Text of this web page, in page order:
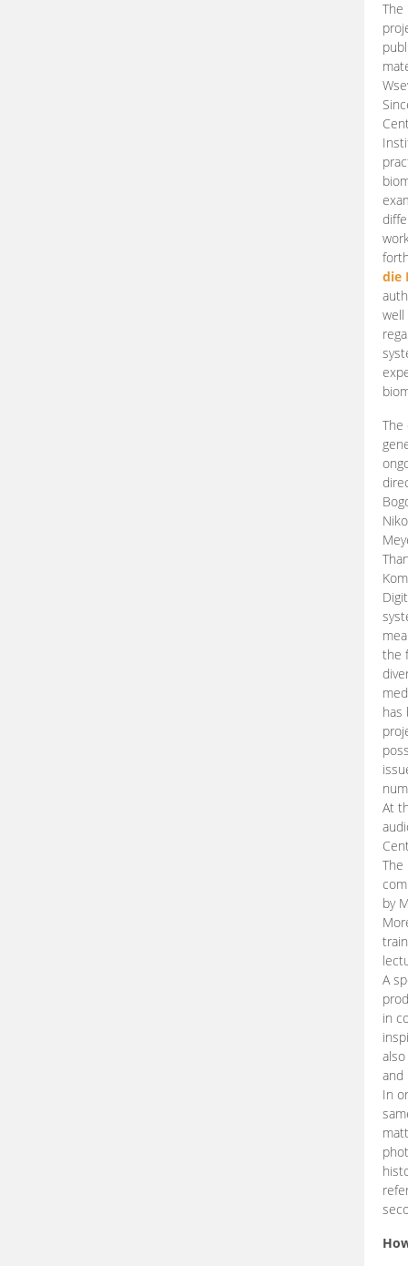
die
well
The
the
has
At
The
by
A
in
and
In